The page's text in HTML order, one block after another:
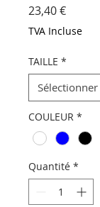
23,40 €Prix
TVA Incluse
TAILLE *
COULEUR *
Quantité *